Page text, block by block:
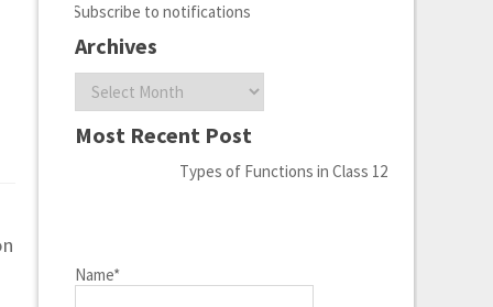
Subscribe to notifications
Archives
Archives
Most Recent Post
Types of Functions in Class 12
Name*